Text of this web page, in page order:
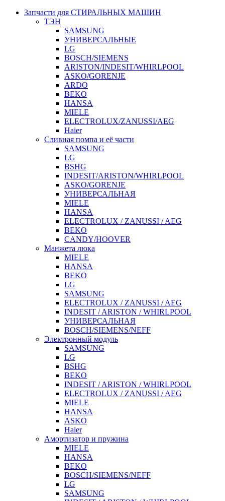
Запчасти для СТИРАЛЬНЫХ МАШИН
ТЭН
SAMSUNG
УНИВЕРСАЛЬНЫЕ
LG
BOSCH/SIEMENS
ARISTON/INDESIT/WHIRLPOOL
ASKO/GORENJE
ARDO
BEKO
HANSA
MIELE
ELECTROLUX/ZANUSSI/AEG
Haier
Сливная помпа и её части
SAMSUNG
LG
BSHG
INDESIT/ARISTON/WHIRLPOOL
ASKO/GORENJE
УНИВЕРСАЛЬНАЯ
MIELE
HANSA
ELECTROLUX / ZANUSSI / AEG
BEKO
CANDY/HOOVER
Манжета люка
MIELE
HANSA
BEKO
LG
SAMSUNG
ELECTROLUX / ZANUSSI / AEG
INDESIT / ARISTON / WHIRLPOOL
УНИВЕРСАЛЬНАЯ
BOSCH/SIEMENS/NEFF
Электронный модуль
SAMSUNG
LG
BSHG
BEKO
INDESIT / ARISTON / WHIRLPOOL
ELECTROLUX / ZANUSSI / AEG
MIELE
HANSA
ASKO
Haier
Амортизатор и пружина
MIELE
HANSA
BEKO
BOSCH/SIEMENS/NEFF
LG
SAMSUNG